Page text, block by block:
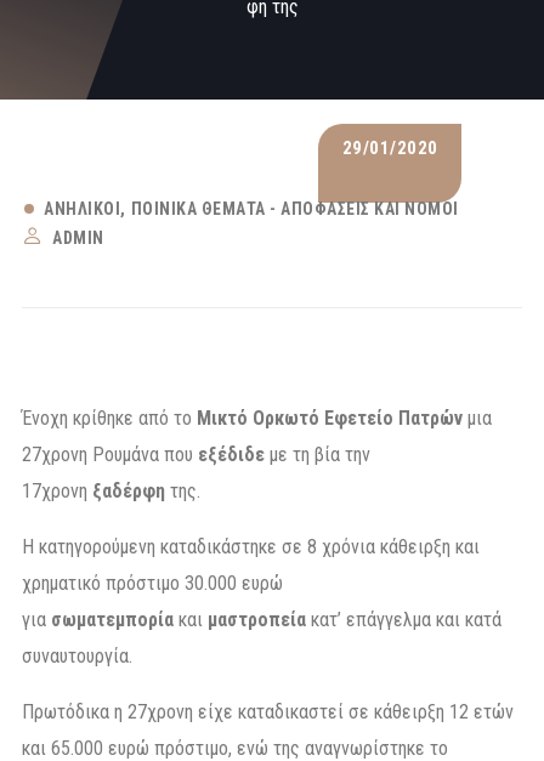
φη της
29/01/2020
ΑΝΉΛΙΚΟΙ
ΠΟΙΝΙΚΆ ΘΈΜΑΤΑ - ΑΠΟΦΆΣΕΙΣ ΚΑΙ ΝΌΜΟΙ
ADMIN
Ένοχη κρίθηκε από το Μικτό Ορκωτό Εφετείο Πατρών μια
27χρονη Ρουμάνα που εξέδιδε με τη βία την
17χρονη ξαδέρφη της.
Η κατηγορούμενη καταδικάστηκε σε 8 χρόνια κάθειρξη και
χρηματικό πρόστιμο 30.000 ευρώ
για σωματεμπορία και μαστροπεία κατ’ επάγγελμα και κατά
συναυτουργία.
Πρωτόδικα η 27χρονη είχε καταδικαστεί σε κάθειρξη 12 ετών
και 65.000 ευρώ πρόστιμο, ενώ της αναγνωρίστηκε το